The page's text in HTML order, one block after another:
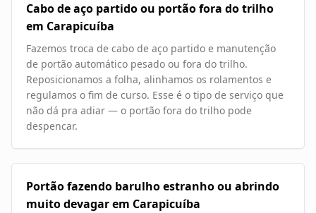
Cabo de aço partido ou portão fora do trilho
em Carapicuíba
Fazemos troca de cabo de aço partido e manutenção
de portão automático pesado ou fora do trilho.
Reposicionamos a folha, alinhamos os rolamentos e
regulamos o fim de curso. Esse é o tipo de serviço que
não dá pra adiar — o portão fora do trilho pode
despencar.
Portão fazendo barulho estranho ou abrindo
muito devagar em Carapicuíba